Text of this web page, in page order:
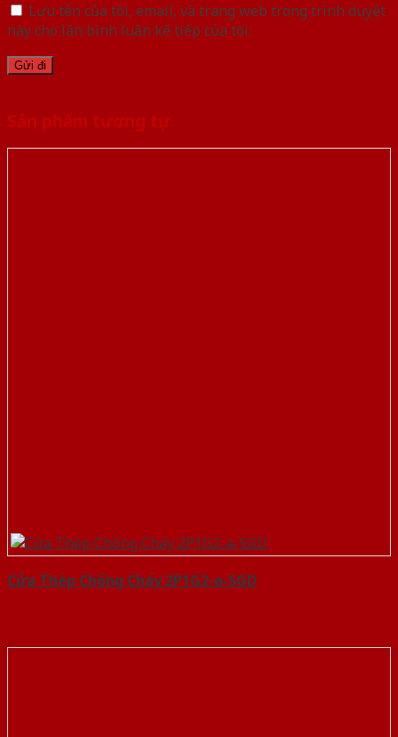
Lưu tên của tôi, email, và trang web trong trình duyệt
này cho lần bình luận kế tiếp của tôi.
Sản phẩm tương tự
Cửa Thép Chống Cháy 2P1G2-a-SGD